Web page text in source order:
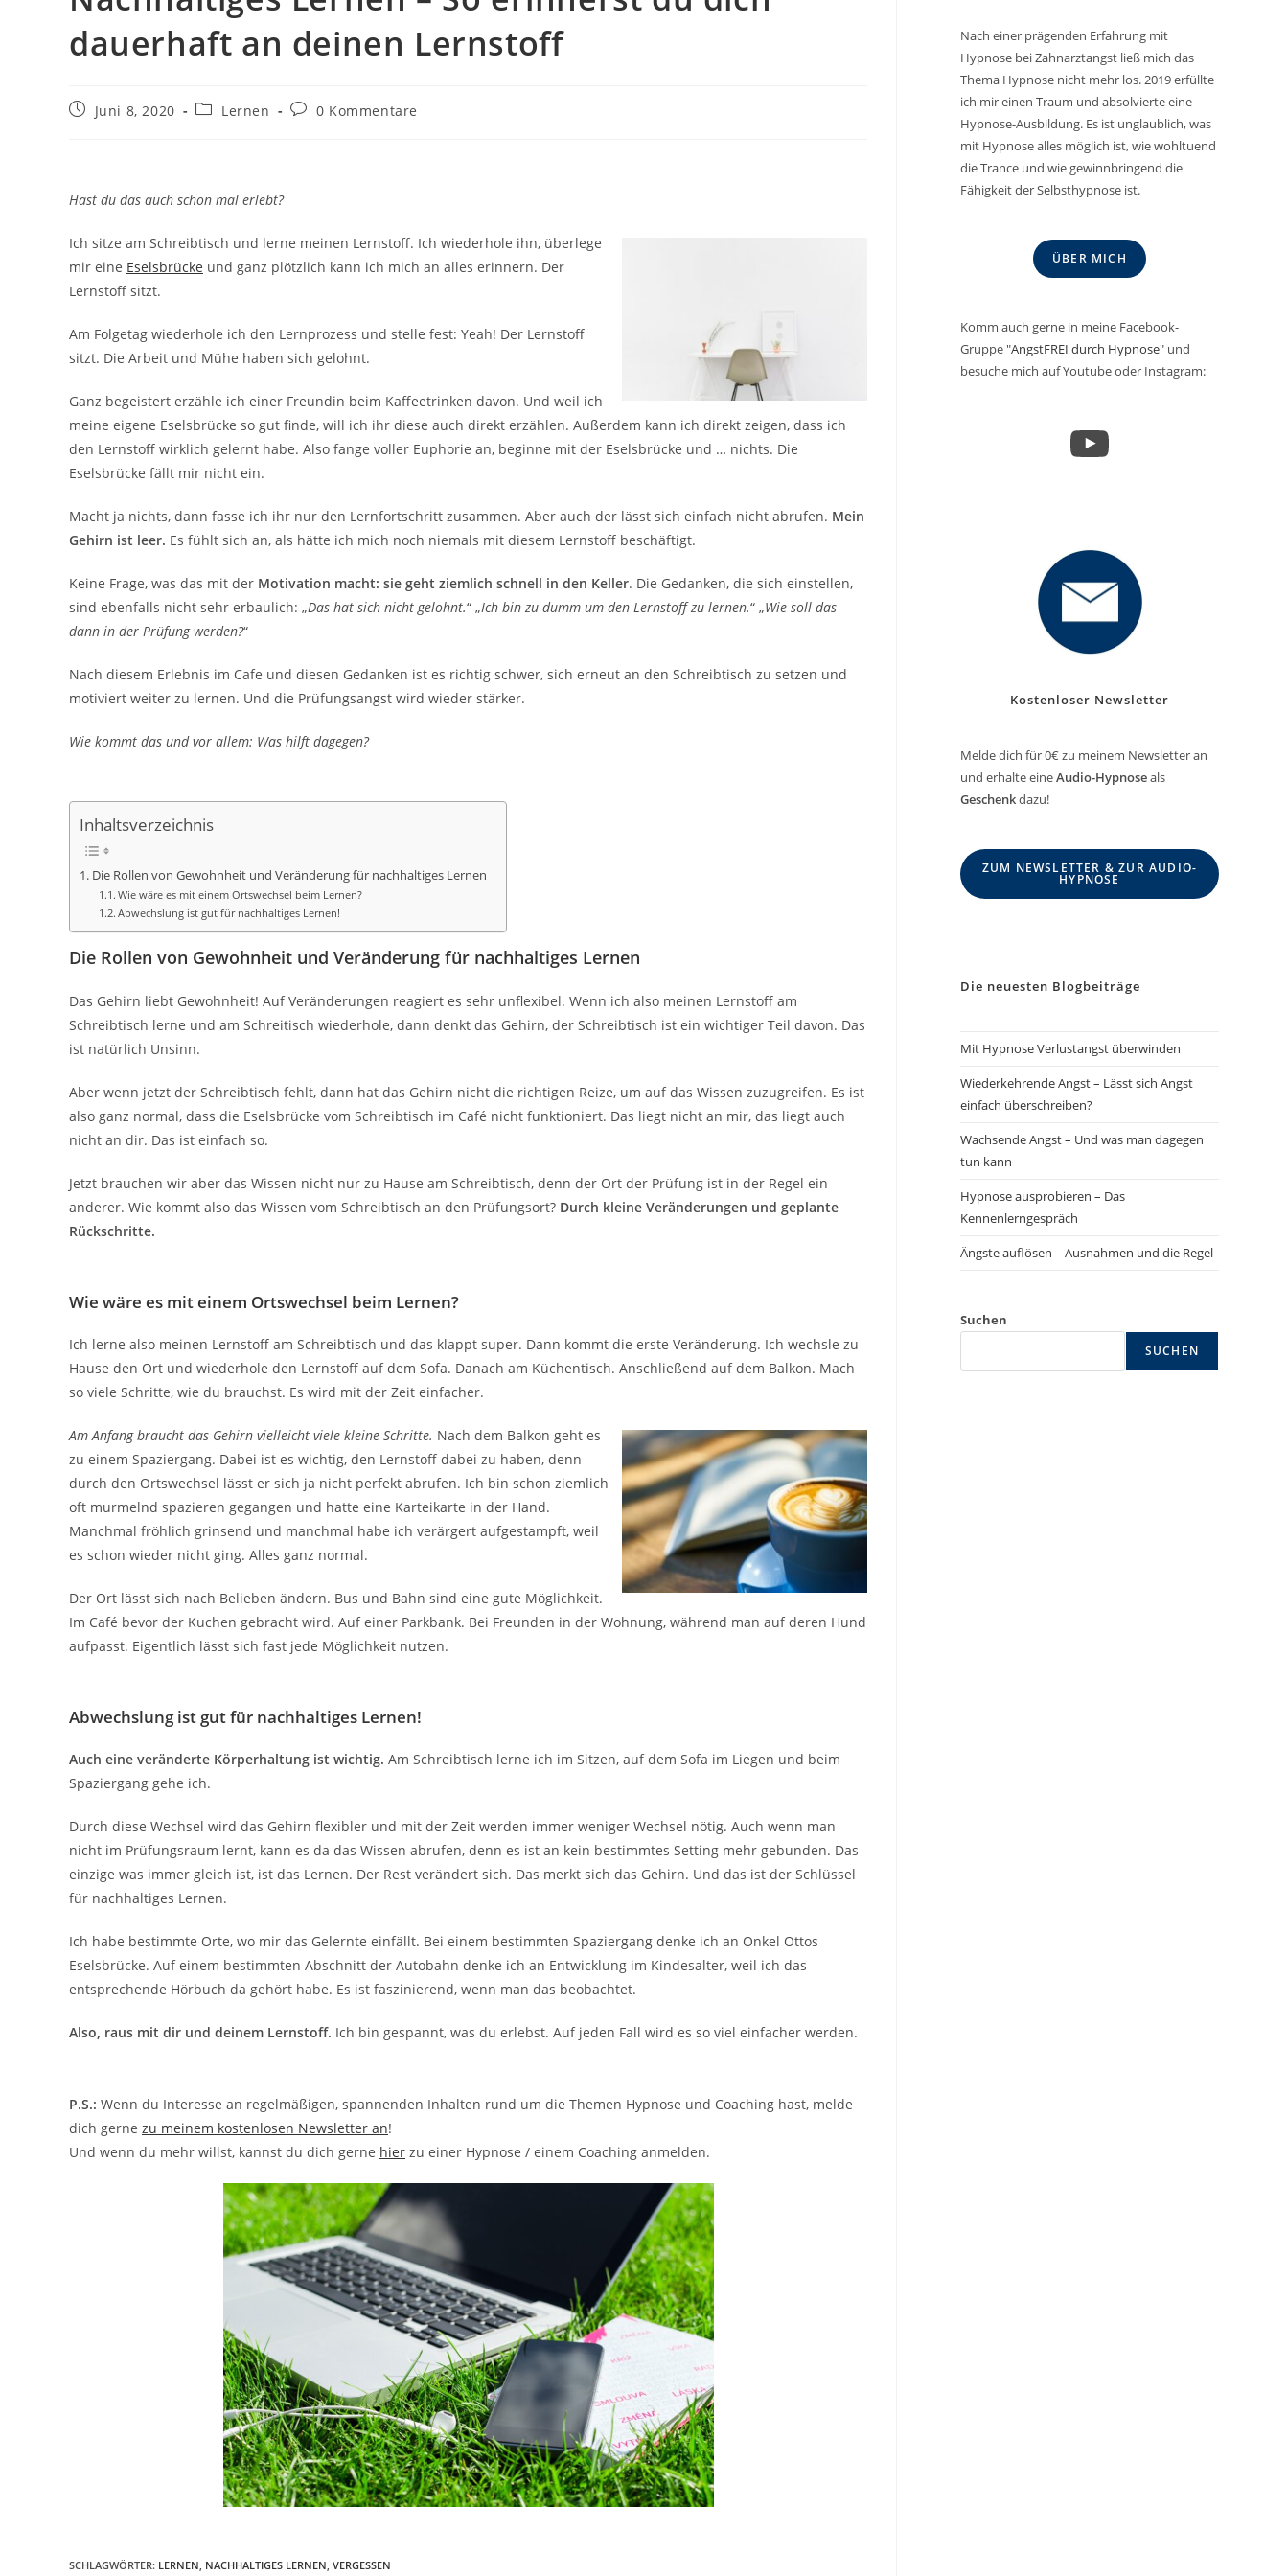
dauerhaft an deinen Lernstoff
BeitragJuni 8, 2020
Beitrags-
Lernen
Beitrags-
0 Kommentare
Hast du das auch schon mal erlebt?
Ich sitze am Schreibtisch und lerne meinen Lernstoff. Ich wiederhole ihn, überlege
mir eine Eselsbrücke und ganz plötzlich kann ich mich an alles erinnern. Der
Lernstoff sitzt.
Am Folgetag wiederhole ich den Lernprozess und stelle fest: Yeah! Der Lernstoff
sitzt. Die Arbeit und Mühe haben sich gelohnt.
Ganz begeistert erzähle ich einer Freundin beim Kaffeetrinken davon. Und weil ich
meine eigene Eselsbrücke so gut finde, will ich ihr diese auch direkt erzählen. Außerdem kann ich direkt zeigen, dass ich
den Lernstoff wirklich gelernt habe. Also fange voller Euphorie an, beginne mit der Eselsbrücke und … nichts. Die
Eselsbrücke fällt mir nicht ein.
Macht ja nichts, dann fasse ich ihr nur den Lernfortschritt zusammen. Aber auch der lässt sich einfach nicht abrufen. Mein
Gehirn ist leer. Es fühlt sich an, als hätte ich mich noch niemals mit diesem Lernstoff beschäftigt.
Keine Frage, was das mit der Motivation macht: sie geht ziemlich schnell in den Keller. Die Gedanken, die sich einstellen,
sind ebenfalls nicht sehr erbaulich: „Das hat sich nicht gelohnt.“ „Ich bin zu dumm um den Lernstoff zu lernen.“ „Wie soll das
dann in der Prüfung werden?“
Nach diesem Erlebnis im Cafe und diesen Gedanken ist es richtig schwer, sich erneut an den Schreibtisch zu setzen und
motiviert weiter zu lernen. Und die Prüfungsangst wird wieder stärker.
Wie kommt das und vor allem: Was hilft dagegen?
Inhaltsverzeichnis
Die Rollen von Gewohnheit und Veränderung für nachhaltiges Lernen
Wie wäre es mit einem Ortswechsel beim Lernen?
Abwechslung ist gut für nachhaltiges Lernen!
Die Rollen von Gewohnheit und Veränderung für nachhaltiges Lernen
Das Gehirn liebt Gewohnheit! Auf Veränderungen reagiert es sehr unflexibel. Wenn ich also meinen Lernstoff am
Schreibtisch lerne und am Schreitisch wiederhole, dann denkt das Gehirn, der Schreibtisch ist ein wichtiger Teil davon. Das
ist natürlich Unsinn.
Aber wenn jetzt der Schreibtisch fehlt, dann hat das Gehirn nicht die richtigen Reize, um auf das Wissen zuzugreifen. Es ist
also ganz normal, dass die Eselsbrücke vom Schreibtisch im Café nicht funktioniert. Das liegt nicht an mir, das liegt auch
nicht an dir. Das ist einfach so.
Jetzt brauchen wir aber das Wissen nicht nur zu Hause am Schreibtisch, denn der Ort der Prüfung ist in der Regel ein
anderer. Wie kommt also das Wissen vom Schreibtisch an den Prüfungsort? Durch kleine Veränderungen und geplante
Rückschritte.
Wie wäre es mit einem Ortswechsel beim Lernen?
Ich lerne also meinen Lernstoff am Schreibtisch und das klappt super. Dann kommt die erste Veränderung. Ich wechsle zu
Hause den Ort und wiederhole den Lernstoff auf dem Sofa. Danach am Küchentisch. Anschließend auf dem Balkon. Mach
so viele Schritte, wie du brauchst. Es wird mit der Zeit einfacher.
Am Anfang braucht das Gehirn vielleicht viele kleine Schritte. Nach dem Balkon geht es
zu einem Spaziergang. Dabei ist es wichtig, den Lernstoff dabei zu haben, denn
durch den Ortswechsel lässt er sich ja nicht perfekt abrufen. Ich bin schon ziemlich
oft murmelnd spazieren gegangen und hatte eine Karteikarte in der Hand.
Manchmal fröhlich grinsend und manchmal habe ich verärgert aufgestampft, weil
es schon wieder nicht ging. Alles ganz normal.
Der Ort lässt sich nach Belieben ändern. Bus und Bahn sind eine gute Möglichkeit.
Im Café bevor der Kuchen gebracht wird. Auf einer Parkbank. Bei Freunden in der Wohnung, während man auf deren Hund
aufpasst. Eigentlich lässt sich fast jede Möglichkeit nutzen.
Abwechslung ist gut für nachhaltiges Lernen!
Auch eine veränderte Körperhaltung ist wichtig. Am Schreibtisch lerne ich im Sitzen, auf dem Sofa im Liegen und beim
Spaziergang gehe ich.
Durch diese Wechsel wird das Gehirn flexibler und mit der Zeit werden immer weniger Wechsel nötig. Auch wenn man
nicht im Prüfungsraum lernt, kann es da das Wissen abrufen, denn es ist an kein bestimmtes Setting mehr gebunden. Das
einzige was immer gleich ist, ist das Lernen. Der Rest verändert sich. Das merkt sich das Gehirn. Und das ist der Schlüssel
für nachhaltiges Lernen.
Ich habe bestimmte Orte, wo mir das Gelernte einfällt. Bei einem bestimmten Spaziergang denke ich an Onkel Ottos
Eselsbrücke. Auf einem bestimmten Abschnitt der Autobahn denke ich an Entwicklung im Kindesalter, weil ich das
entsprechende Hörbuch da gehört habe. Es ist faszinierend, wenn man das beobachtet.
Also, raus mit dir und deinem Lernstoff. Ich bin gespannt, was du erlebst. Auf jeden Fall wird es so viel einfacher werden.
P.S.: Wenn du Interesse an regelmäßigen, spannenden Inhalten rund um die Themen Hypnose und Coaching hast, melde
dich gerne zu meinem kostenlosen Newsletter an!
Und wenn du mehr willst, kannst du dich gerne hier zu einer Hypnose / einem Coaching anmelden.
SCHLAGWÖRTER: LERNEN NACHHALTIGES LERNEN VERGESSEN
Nach einer prägenden Erfahrung mit
Hypnose bei Zahnarztangst ließ mich das
Thema Hypnose nicht mehr los. 2019 erfüllte
ich mir einen Traum und absolvierte eine
Hypnose-Ausbildung. Es ist unglaublich, was
mit Hypnose alles möglich ist, wie wohltuend
die Trance und wie gewinnbringend die
Fähigkeit der Selbsthypnose ist.
ÜBER MICH
Komm auch gerne in meine Facebook-
Gruppe "AngstFREI durch Hypnose" und
besuche mich auf Youtube oder Instagram:
YouTube
Kostenloser Newsletter
Melde dich für 0€ zu meinem Newsletter an
und erhalte eineAudio-Hypnoseals
Geschenkdazu!
ZUM NEWSLETTER & ZUR AUDIO-
HYPNOSE
Die neuesten Blogbeiträge
Mit Hypnose Verlustangst überwinden
Wiederkehrende Angst – Lässt sich Angst
einfach überschreiben?
Wachsende Angst – Und was man dagegen
tun kann
Hypnose ausprobieren – Das
Kennenlerngespräch
Ängste auflösen – Ausnahmen und die Regel
Suchen
SUCHEN